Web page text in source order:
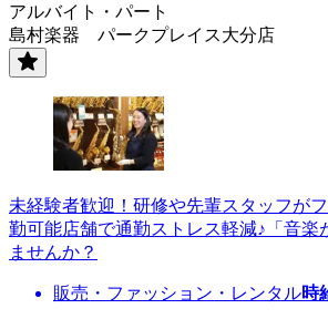
アルバイト・パート
島村楽器 パークプレイス大分店
未経験者歓迎！研修や先輩スタッフが
勤可能店舗で通勤ストレス軽減♪「音楽
ませんか？
販売・ファッション・レンタル時